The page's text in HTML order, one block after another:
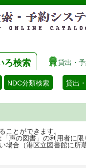
ろ検索 貸出・
NDC分類検索 貸出
ことができます。
声の図書」の利用者に限
場合（港区立図書館に所